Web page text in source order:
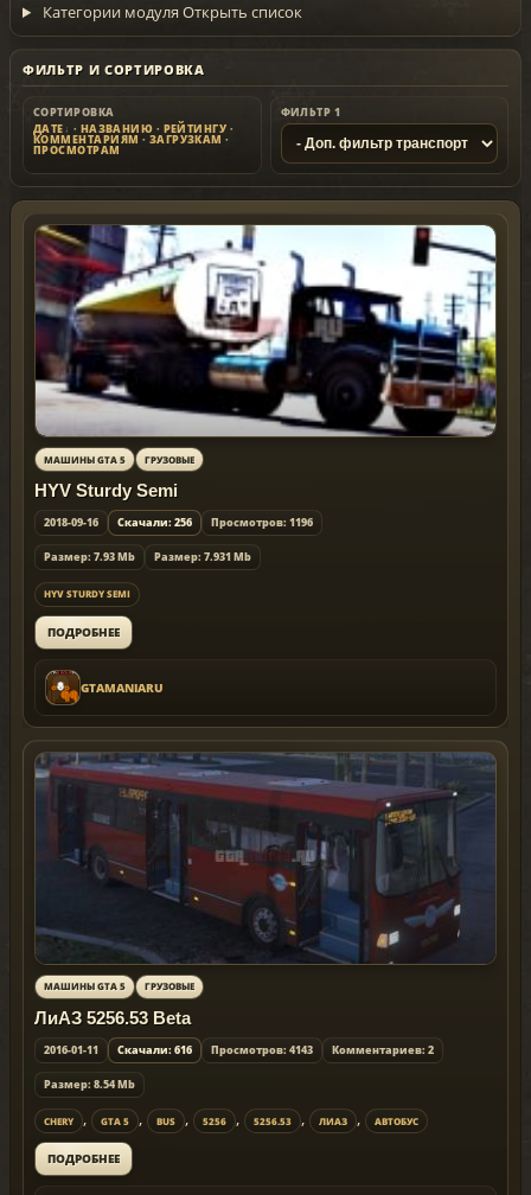
Категории модуля Открыть список
ФИЛЬТР И СОРТИРОВКА
СОРТИРОВКА
ДАТЕ
· НАЗВАНИЮ · РЕЙТИНГУ ·
КОММЕНТАРИЯМ · ЗАГРУЗКАМ ·
ПРОСМОТРАМ
ФИЛЬТР 1
МАШИНЫ GTA 5 ГРУЗОВЫЕ
HYV Sturdy Semi
2018-09-16 Скачали: 256 Просмотров: 1196
Размер: 7.93 Mb Размер: 7.931 Mb
HYV STURDY SEMI
ПОДРОБНЕЕ
GTAMANIARU
МАШИНЫ GTA 5 ГРУЗОВЫЕ
ЛиАЗ 5256.53 Beta
2016-01-11 Скачали: 616 Просмотров: 4143 Комментариев: 2
Размер: 8.54 Mb
CHERY , GTA 5 , BUS , 5256 , 5256.53 , ЛИАЗ , АВТОБУС
ПОДРОБНЕЕ